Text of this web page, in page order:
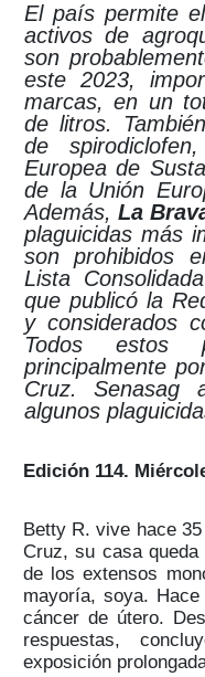
El país permite
activos de
son
este 2023,
marcas, en un
de litros.
de
Europea de
de la Unión
Además,La
plaguicidas más
son prohibidos
Lista
que publicó la
y considerados
Todos estos
principalmente
Cruz. Senasag
algunos
Edición 114.
Betty R. vive hace
Cruz, su casa queda
de los extensos
mayoría, soya.
cáncer de útero.
respuestas,
exposición